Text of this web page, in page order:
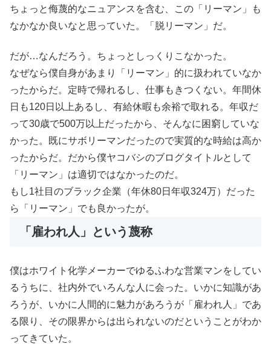
ちょっと侮蔑的なニュアンスを含む、この「リーマン」も
なかなか良いなと思っていた。「脱リーマン」 だ。
だが…なんだろう。ちょっとしっくりこなかった。
なぜなら僕自身があまり「リーマン」 的に扱われていなか
ったからだ。定時で帰れるし、 仕事もきつくない。年間休
日も120日以上あるし、 有給休暇も余裕で取れる。年収だ
って30歳で500万以上だったから、そんなに困窮していな
かった。既にサボリーマンだったので実質的な時給は高か
ったからだ。だから僕ヤコバシのブログタイトルとして
「リーマン」は適切ではなかったのだ。
もし1社目のブラック企業（年休80日年収324万）だった
ら「リーマン」でも良かったが。
「雇われ人」という蔑称
僕はホワイト化学メーカーでゆるふわな営業マンをしてい
るうちに、社内外でいろんな人に会った。いかに知識があ
ろうが、 いかに人間的に魅力があろうが「雇われ人」であ
る限り、 その限界からは出られないのだということがわか
ってきていた。